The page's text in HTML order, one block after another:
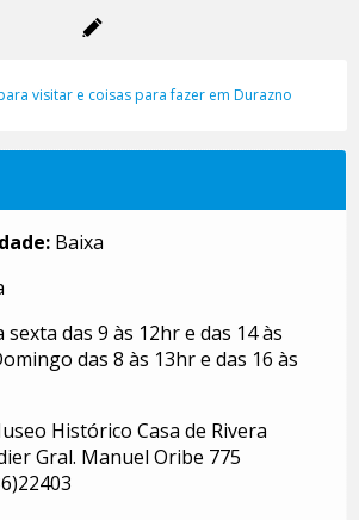
visitar e coisas para fazer em Durazno
Baixa
sexta das 9 às 12hr e das 14 às
das 8 às 13hr e das 16 às
Histórico Casa de Rivera
Gral. Manuel Oribe 775